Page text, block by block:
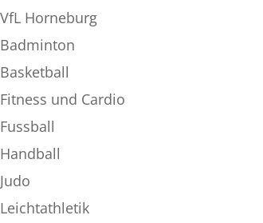
VfL Horneburg
Badminton
Basketball
Fitness und Cardio
Fussball
Handball
Judo
Leichtathletik